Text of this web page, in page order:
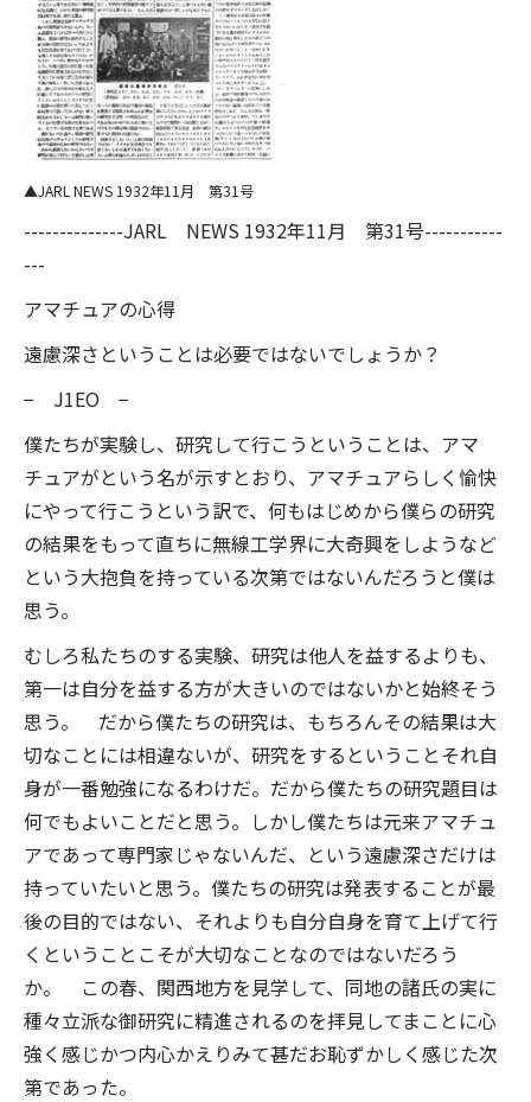
JARL NEWS 1932年11月 第31号
--------------JARL NEWS 1932年11月 第31号-----------
---
アマチュアの心得
遠慮深さということは必要ではないでしょうか？
− J1EO −
僕たちが実験し、研究して行こうということは、アマ
チュアがという名が示すとおり、アマチュアらしく愉快
にやって行こうという訳で、何もはじめから僕らの研究
の結果をもって直ちに無線工学界に大奇興をしようなど
という大抱負を持っている次第ではないんだろうと僕は
思う。
むしろ私たちのする実験、研究は他人を益するよりも、
第一は自分を益する方が大きいのではないかと始終そう
思う。 だから僕たちの研究は、もちろんその結果は大
切なことには相違ないが、研究をするということそれ自
身が一番勉強になるわけだ。だから僕たちの研究題目は
何でもよいことだと思う。しかし僕たちは元来アマチュ
アであって専門家じゃないんだ、という遠慮深さだけは
持っていたいと思う。僕たちの研究は発表することが最
後の目的ではない、それよりも自分自身を育て上げて行
くということこそが大切なことなのではないだろう
か。 この春、関西地方を見学して、同地の諸氏の実に
種々立派な御研究に精進されるのを拝見してまことに心
強く感じかつ内心かえりみて甚だお恥ずかしく感じた次
第であった。